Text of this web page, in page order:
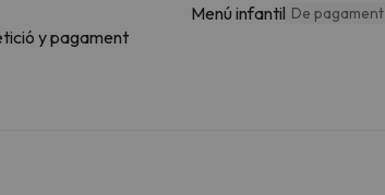
y pagament
Menú infantil De pagament